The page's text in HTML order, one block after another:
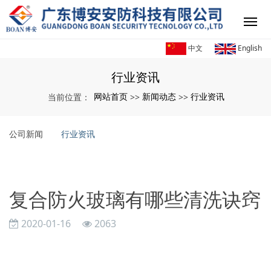
中文 English
行业资讯
当前位置： 网站首页 >> 新闻动态 >> 行业资讯
公司新闻 行业资讯
复合防火玻璃有哪些清洗诀窍
2020-01-16 2063